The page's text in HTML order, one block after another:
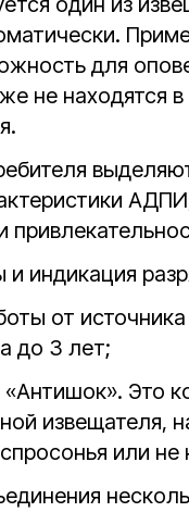
для
не находятся
и индикация
от
до 3 лет;
Это
извещателя,
или не